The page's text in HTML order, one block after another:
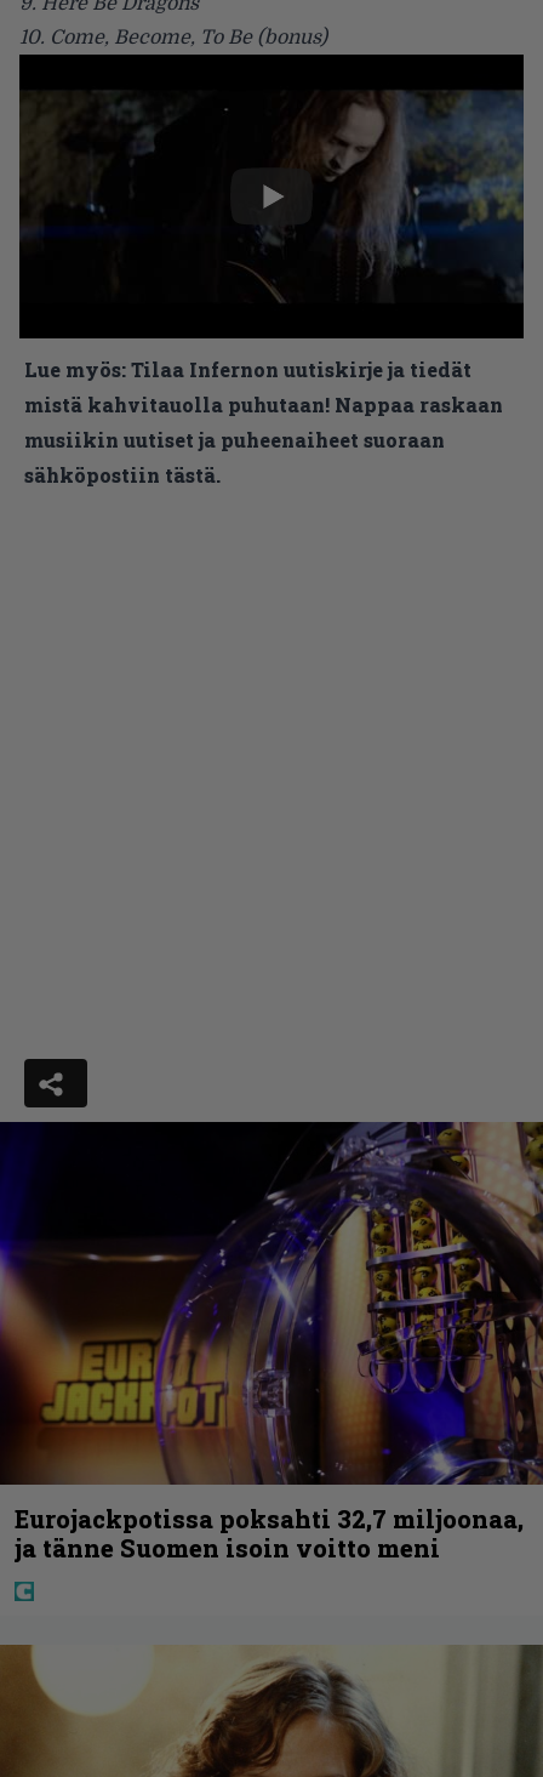
10. Come, Become, To Be (bonus)
Lue myös:Tilaa Infernon uutiskirje ja tiedät
mistä kahvitauolla puhutaan! Nappaa raskaan
musiikin uutiset ja puheenaiheet suoraan
sähköpostiin tästä.
Eurojackpotissa poksahti 32,7 miljoonaa,
ja tänne Suomen isoin voitto meni